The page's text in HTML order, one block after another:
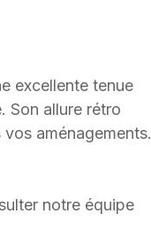
excellente tenue
Son allure rétro
aménagements.
notre équipe